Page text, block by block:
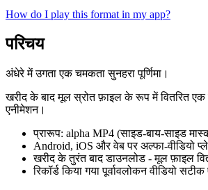
How do I play this format in my app?
परिचय
अंधेरे में उगता एक चमकता सुनहरा पूर्णिमा।
खरीद के बाद मूल स्रोत फ़ाइल के रूप में वितरित एक
एनीमेशन।
प्रारूप: alpha MP4 (साइड-बाय-साइड
Android, iOS और वेब पर अल्फा-वीडियो
खरीद के तुरंत बाद डाउनलोड - मूल फ़ाइल
रिकॉर्ड किया गया पूर्वावलोकन वीडियो